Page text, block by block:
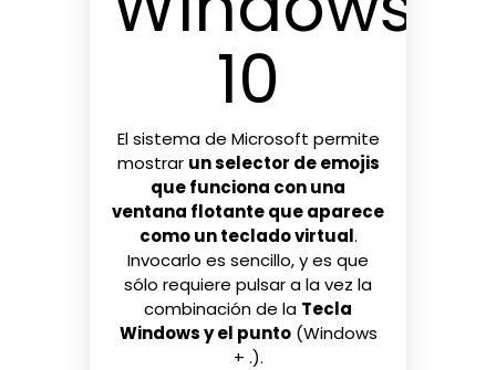
10
El sistema de Microsoft permite
mostrar un selector de emojis
que funciona con una
ventana flotante que aparece
como un teclado virtual.
Invocarlo es sencillo, y es que
sólo requiere pulsar a la vez la
combinación de la Tecla
Windows y el punto(Windows
+ .).